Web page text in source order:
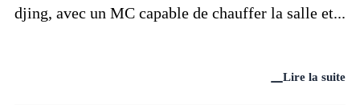
djing, avec un MC capable de chauffer la salle et...
Lire la suite